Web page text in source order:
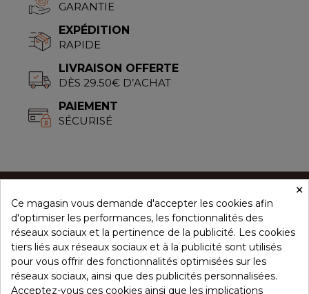
GARANTIE
EXPÉDITION
RAPIDE
LIVRAISON OFFERTE
DÈS 29.50€ D’ACHAT
PAIEMENT
SÉCURISÉ
CONCEPT ÉPICES
NOS PRODUITS
×
Ce magasin vous demande d'accepter les cookies afin
d'optimiser les performances, les fonctionnalités des
réseaux sociaux et la pertinence de la publicité. Les cookies
tiers liés aux réseaux sociaux et à la publicité sont utilisés
pour vous offrir des fonctionnalités optimisées sur les
réseaux sociaux, ainsi que des publicités personnalisées.
Acceptez-vous ces cookies ainsi que les implications